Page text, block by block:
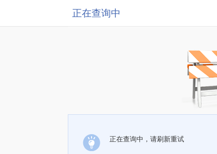
正在查询中
正在查询中，请刷新重试